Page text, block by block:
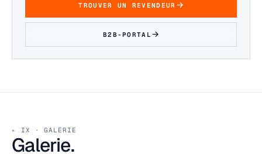
TROUVER UN REVENDEUR
B2B-PORTAL
IX · GALERIE
Galerie.